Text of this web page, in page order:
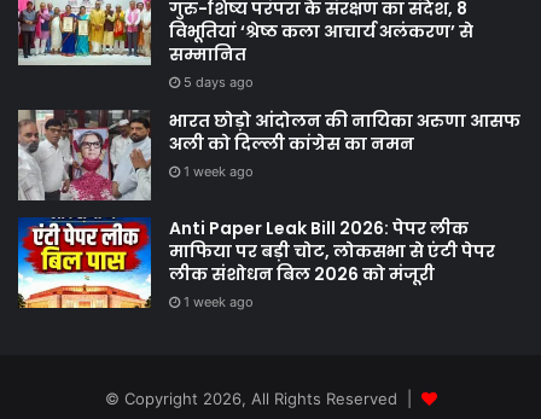
गुरु-शिष्य परंपरा के संरक्षण का संदेश, 8
विभूतियां ‘श्रेष्ठ कला आचार्य अलंकरण’ से
सम्मानित
5 days ago
भारत छोड़ो आंदोलन की नायिका अरुणा आसफ
अली को दिल्ली कांग्रेस का नमन
1 week ago
Anti Paper Leak Bill 2026: पेपर लीक
माफिया पर बड़ी चोट, लोकसभा से एंटी पेपर
लीक संशोधन बिल 2026 को मंजूरी
1 week ago
© Copyright 2026, All Rights Reserved |